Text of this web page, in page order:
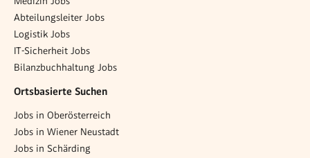
Abteilungsleiter Jobs
Logistik Jobs
IT-Sicherheit Jobs
Bilanzbuchhaltung Jobs
Ortsbasierte Suchen
Jobs in Oberösterreich
Jobs in Wiener Neustadt
Jobs in Schärding